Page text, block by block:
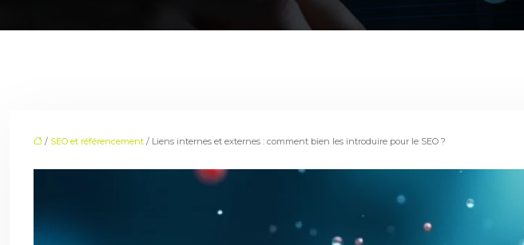
/ SEO et référencement / Liens internes et externes : comment bien les introduire pour le SEO ?